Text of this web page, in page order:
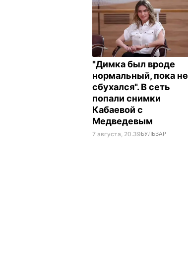
"Димка был вроде
нормальный, пока не
сбухался". В сеть
попали снимки
Кабаевой с
Медведевым
7 августа, 20.39БУЛЬВАР